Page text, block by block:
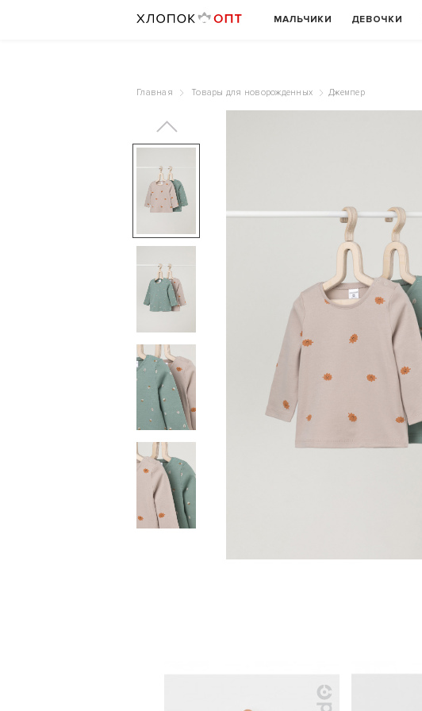
МАЛЬЧИКИ ДЕВОЧКИ
Главная Товары для новорожденных Джемпер